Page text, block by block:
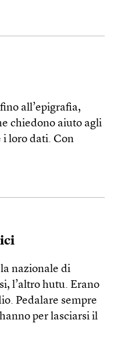
all’epigrafia,
chiedono aiuto agli
i loro dati. Con
nazionale di
l’altro hutu. Erano
Pedalare sempre
per lasciarsi il